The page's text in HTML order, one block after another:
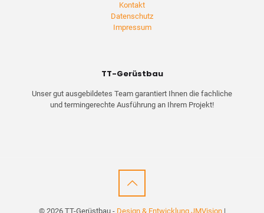
Kontakt
Datenschutz
Impressum
TT-Gerüstbau
Unser gut ausgebildetes Team garantiert Ihnen die fachliche
und termingerechte Ausführung an Ihrem Projekt!
© 2026 TT-Gerüstbau - Design & Entwicklung JMVision|